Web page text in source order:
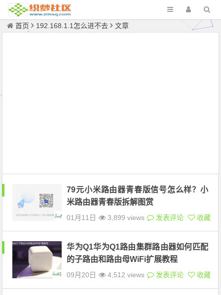
首页 192.168.1.1怎么进不去 文章
79元小米路由器青春版信号怎么样？小
米路由器青春版拆解图赏
01月11日 3,899 views 发表评论 收藏
华为Q1华为Q1路由集群路由器如何匹配
的子路由和路由母WiFi扩展教程
09月20日 4,512 views 发表评论 收藏